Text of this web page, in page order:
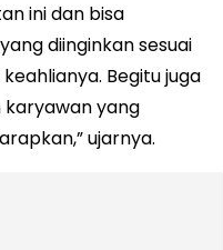
ini dan bisa
diinginkan sesuai
Begitu juga
yang
ujarnya.